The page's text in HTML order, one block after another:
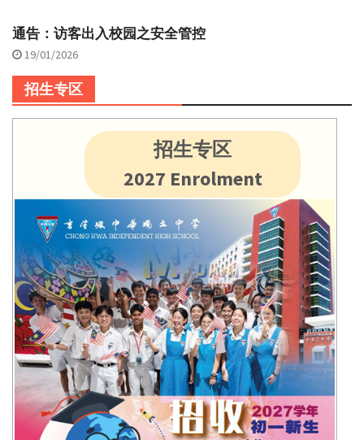
通告：访客出入校园之安全管控
19/01/2026
招生专区
招生专区
2027 Enrolment